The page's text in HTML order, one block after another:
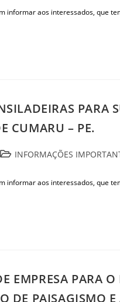
aos interessados, que tem
PARA
CUMARU – PE.
INFORMAÇÕES
aos interessados, que tem
EMPRESA PARA
DE PAISAGISMO